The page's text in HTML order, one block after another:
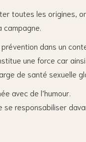
toutes les origines,
dans un
une force car
de santé sexuelle
avec de l’humour.
responsabiliser